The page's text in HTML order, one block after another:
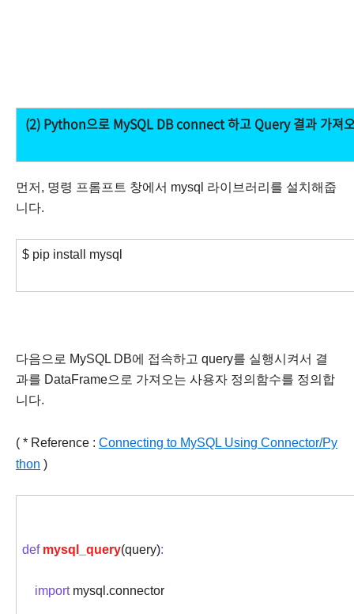
(2) Python으로 MySQL DB connect 하고 Query 결과 가져
먼저, 명령 프롬프트 창에서 mysql 라이브러리를 설치해줍
니다.
$ pip install mysql
다음으로 MySQL DB에 접속하고 query를 실행시켜서 결
과를 DataFrame으로 가져오는 사용자 정의함수를 정의합
니다.
( * Reference : Connecting to MySQL Using Connector/Py
thon )
def mysql_query(query):
importmysql.connector